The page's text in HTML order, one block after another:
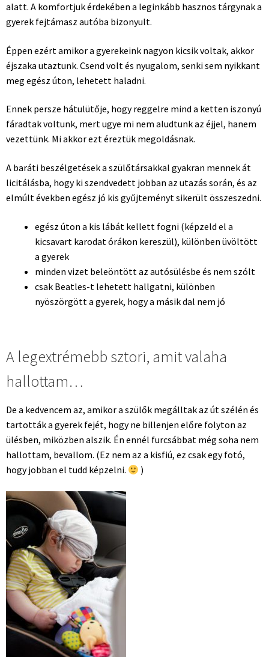
alatt. A komfortjuk érdekében a leginkább hasznos tárgynak a
gyerek fejtámasz autóba bizonyult.
Éppen ezért amikor a gyerekeink nagyon kicsik voltak, akkor
éjszaka utaztunk. Csend volt és nyugalom, senki sem nyikkant
meg egész úton, lehetett haladni.
Ennek persze hátulütője, hogy reggelre mind a ketten iszonyú
fáradtak voltunk, mert ugye mi nem aludtunk az éjjel, hanem
vezettünk. Mi akkor ezt éreztük megoldásnak.
A baráti beszélgetések a szülőtársakkal gyakran mennek át
licitálásba, hogy ki szendvedett jobban az utazás során, és az
elmúlt években egész jó kis gyűjteményt sikerült összeszedni.
egész úton a kis lábát kellett fogni (képzeld el a
kicsavart karodat órákon kereszül), különben üvöltött
a gyerek
minden vizet beleöntött az autósülésbe és nem szólt
csak Beatles-t lehetett hallgatni, különben
nyöszörgött a gyerek, hogy a másik dal nem jó
A legextrémebb sztori, amit valaha
hallottam…
De a kedvencem az, amikor a szülők megálltak az út szélén és
tartották a gyerek fejét, hogy ne billenjen előre folyton az
ülésben, miközben alszik. Én ennél furcsábbat még soha nem
hallottam, bevallom. (Ez nem az a kisfiú, ez csak egy fotó,
hogy jobban el tudd képzelni.
)